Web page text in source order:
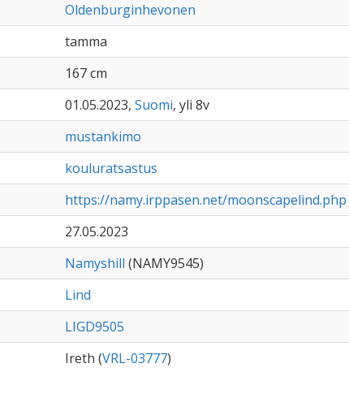
Oldenburginhevonen
tamma
167 cm
01.05.2023, Suomi, yli 8v
mustankimo
kouluratsastus
https://namy.irppasen.net/moonscapelind.php
27.05.2023
Namyshill (NAMY9545)
Lind
LIGD9505
Ireth (VRL-03777)